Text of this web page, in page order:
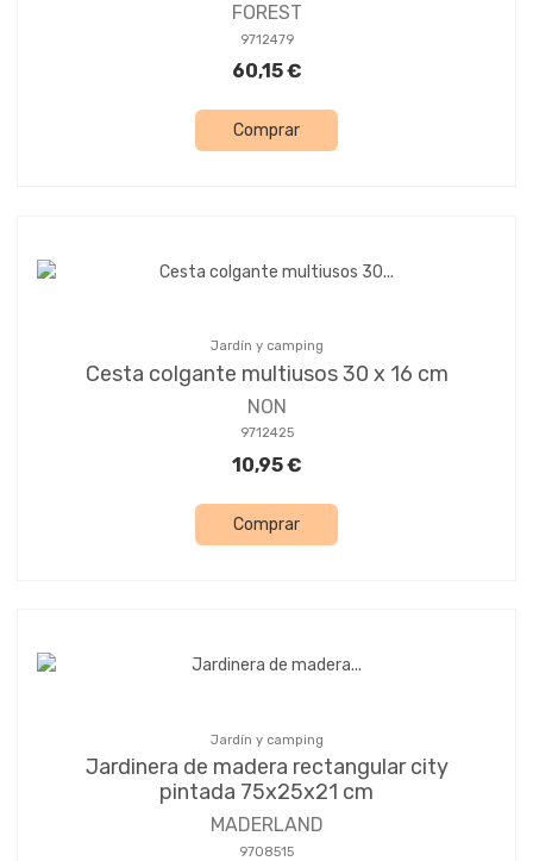
FOREST
9712479
60,15 €
Comprar
Jardín y camping
Cesta colgante multiusos 30 x 16 cm
NON
9712425
10,95 €
Comprar
Jardín y camping
Jardinera de madera rectangular city
pintada 75x25x21 cm
MADERLAND
9708515